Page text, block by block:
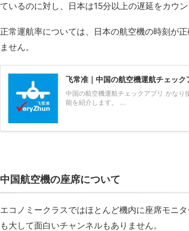
ているのに対し、日本は15分以上の遅延をカウン
正常運航率については、日本の航空機の時刻が
ません。
飞常准｜中国の航空機運航チェッ
中国の航空機運航チェックアプリ かなり
能を紹介します。 ...
中国航空機の座席について
エコノミークラスではほとんど機内に座席モニ
も大して面白いチャンネルもありません。